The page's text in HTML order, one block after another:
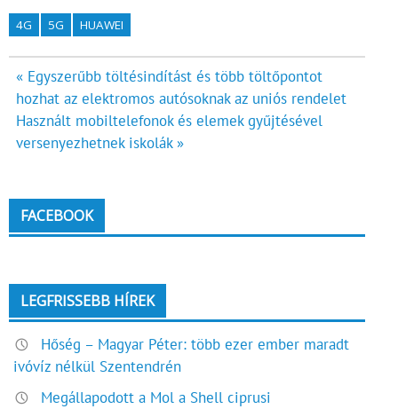
4G 5G HUAWEI
Bejegyzés
navigáció
« Egyszerűbb töltésindítást és több töltőpontot
hozhat az elektromos autósoknak az uniós rendelet
Használt mobiltelefonok és elemek gyűjtésével
versenyezhetnek iskolák »
FACEBOOK
LEGFRISSEBB HÍREK
Hőség – Magyar Péter: több ezer ember maradt
ivóvíz nélkül Szentendrén
Megállapodott a Mol a Shell ciprusi